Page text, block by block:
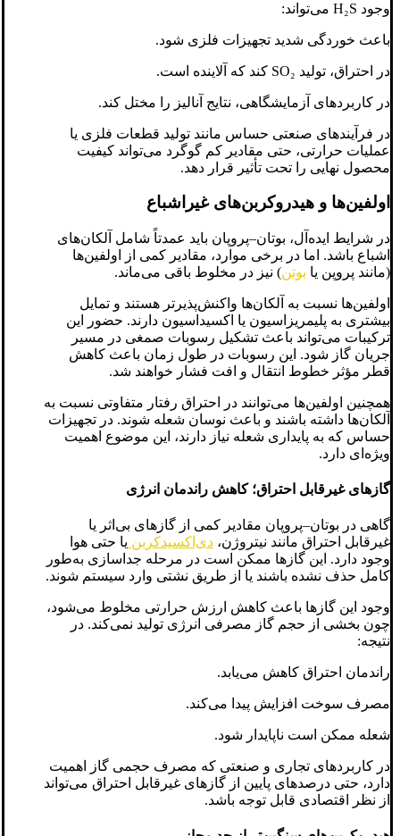
وجود H₂S می‌تواند:
باعث خوردگی شدید تجهیزات فلزی شود.
در احتراق، تولید SO₂ کند که آلاینده است.
در کاربردهای آزمایشگاهی، نتایج آنالیز را مختل کند.
در فرآیندهای صنعتی حساس مانند تولید قطعات فلزی یا
عملیات حرارتی، حتی مقادیر کم گوگرد می‌تواند کیفیت
محصول نهایی را تحت تأثیر قرار دهد.
اولفین‌ها و هیدروکربن‌های غیراشباع
در شرایط ایده‌آل، بوتان–پروپان باید عمدتاً شامل آلکان‌های
اشباع باشد. اما در برخی موارد، مقادیر کمی از اولفین‌ها
(مانند پروپن یا بوتن) نیز در مخلوط باقی می‌ماند.
اولفین‌ها نسبت به آلکان‌ها واکنش‌پذیرتر هستند و تمایل
بیشتری به پلیمریزاسیون یا اکسیداسیون دارند. حضور این
ترکیبات می‌تواند باعث تشکیل رسوبات صمغی در مسیر
جریان گاز شود. این رسوبات در طول زمان باعث کاهش
قطر مؤثر خطوط انتقال و افت فشار خواهند شد.
همچنین اولفین‌ها می‌توانند در احتراق رفتار متفاوتی نسبت به
آلکان‌ها داشته باشند و باعث نوسان شعله شوند. در تجهیزات
حساس که به پایداری شعله نیاز دارند، این موضوع اهمیت
ویژه‌ای دارد.
گازهای غیرقابل احتراق؛ کاهش راندمان انرژی
گاهی در بوتان–پروپان مقادیر کمی از گازهای بی‌اثر یا
غیرقابل احتراق مانند نیتروژن، دی‌اکسیدکربن یا حتی هوا
وجود دارد. این گازها ممکن است در مرحله جداسازی به‌طور
کامل حذف نشده باشند یا از طریق نشتی وارد سیستم شوند.
وجود این گازها باعث کاهش ارزش حرارتی مخلوط می‌شود،
چون بخشی از حجم گاز مصرفی انرژی تولید نمی‌کند. در
نتیجه:
راندمان احتراق کاهش می‌یابد.
مصرف سوخت افزایش پیدا می‌کند.
شعله ممکن است ناپایدار شود.
در کاربردهای تجاری و صنعتی که مصرف حجمی گاز اهمیت
دارد، حتی درصدهای پایین از گازهای غیرقابل احتراق می‌تواند
از نظر اقتصادی قابل توجه باشد.